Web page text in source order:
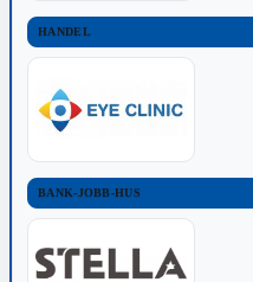
HANDEL
BANK-JOBB-HUS